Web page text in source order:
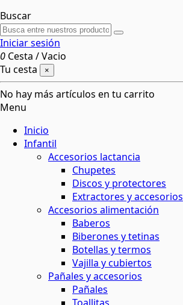
Buscar
Iniciar sesión
0 Cesta /Vacio
Tu cesta
×
No hay más artículos en tu carrito
Menu
Inicio
Infantil
Accesorios lactancia
Chupetes
Discos y protectores
Extractores y accesorios
Accesorios alimentación
Baberos
Biberones y tetinas
Botellas y termos
Vajilla y cubiertos
Pañales y accesorios
Pañales